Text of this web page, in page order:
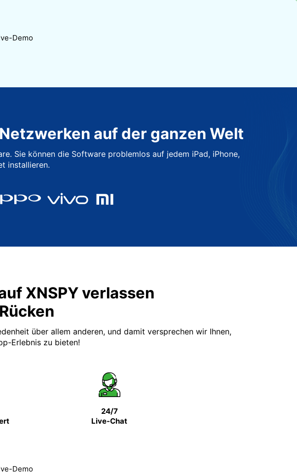
Demo
auf der ganzen Welt
Sie können die Software problemlos auf jedem iPad, iPhone,
installieren.
XNSPY verlassen
über allem anderen, und damit versprechen wir Ihnen,
Erlebnis zu bieten!
24/7
Live-Chat
Demo